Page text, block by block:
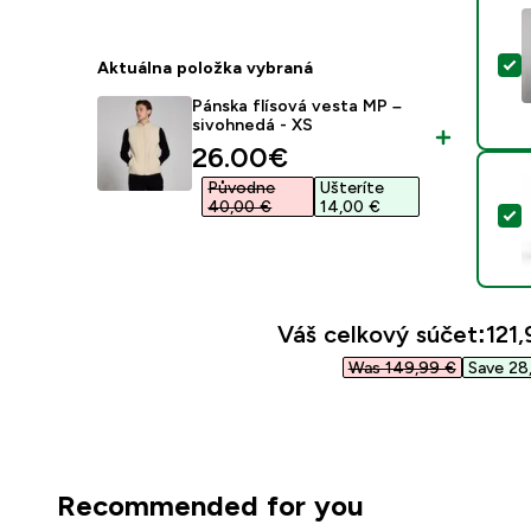
Aktuálna položka vybraná
Pánska flísová vesta MP –
sivohnedá - XS
discounted price
26.00€‎
Původne
40,00 €‎
Ušteríte
14,00 €‎
Váš celkový súčet:
Was 149,99 €‎ Save
Recommended for you